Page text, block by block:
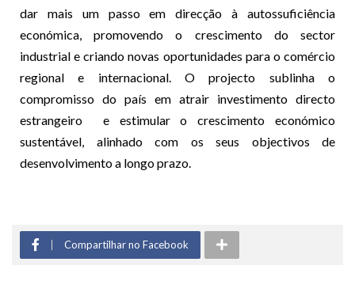
dar mais um passo em direcção à autossuficiência
económica, promovendo o crescimento do sector
industrial e criando novas oportunidades para o comércio
regional e internacional. O projecto sublinha o
compromisso do país em atrair investimento directo
estrangeiro e estimular o crescimento económico
sustentável, alinhado com os seus objectivos de
desenvolvimento a longo prazo.
Compartilhar no Facebook